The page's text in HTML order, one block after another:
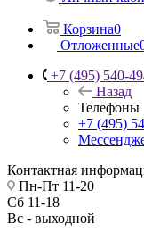
Корзина0
Отложенные
+7 (495) 540-
Назад
Телефоны
+7 (495)
Контактная
Пн-Пт 11-20
Сб 11-18
Вс - выходной